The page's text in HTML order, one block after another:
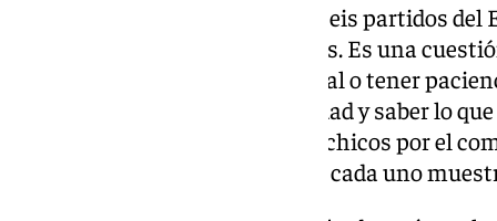
Partido del Elche. “He visto los seis partidos
ocurrido hoy no ha pasado antes. Es una
saber cuando apretar, ser vertical o tener
en ellos. Es una dosis de humildad y saber lo
la humildad. He felicitado a los chicos por el
cambios y situaciones para que cada uno